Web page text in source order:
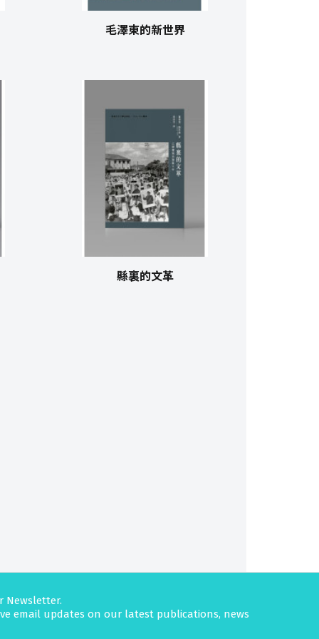
毛澤東的新世界
縣裏的文革
Newsletter.
email updates on our latest publications, news